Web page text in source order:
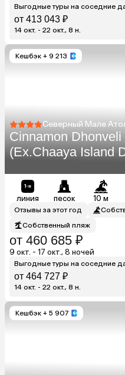
Выгодные туры на соседние
от 413 043 ₽
14 окт. - 22 окт., 8 н.
Кешбэк + 9 213
Северный Мале
Cinnamon
(Ex.Chaaya Island
линия песок 10 м
Отзывы за этот год
Собственный пляж
от 460 685 ₽
9 окт. - 17 окт., 8 ночей
Выгодные туры на соседние
от 464 727 ₽
14 окт. - 22 окт., 8 н.
Кешбэк + 5 907